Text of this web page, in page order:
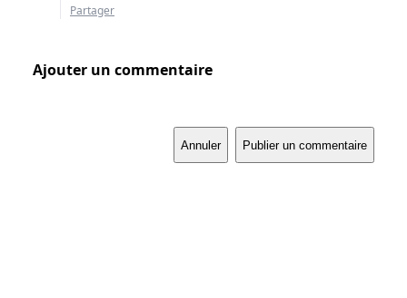
Partager
Ajouter un commentaire
Annuler Publier un commentaire